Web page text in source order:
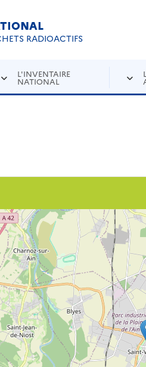
RADIOACTIFS
L'INVENTAIRE
NATIONAL